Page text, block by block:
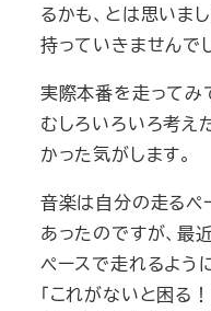
るかも、とは思いま
持っていきませんで
実際本番を走ってみ
むしろいろいろ考え
かった気がします。
音楽は自分の走るペ
あったのですが、最
ペースで走れるよう
「これがないと困る